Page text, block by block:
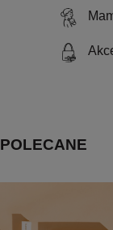
POLECANE